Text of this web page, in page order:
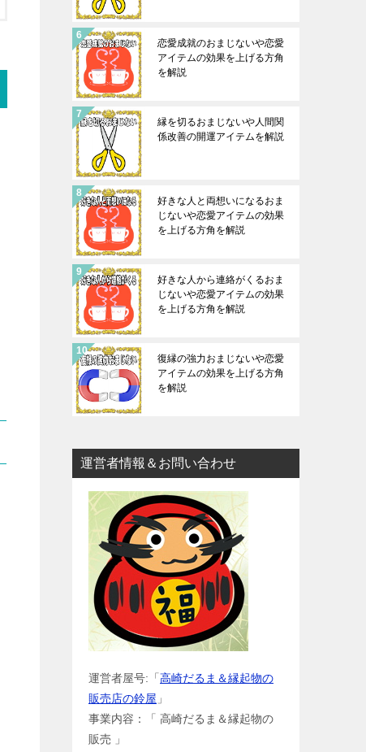
恋愛成就のおまじないや恋愛
アイテムの効果を上げる方角
を解説
縁を切るおまじないや人間関
係改善の開運アイテムを解説
好きな人と両想いになるおま
じないや恋愛アイテムの効果
を上げる方角を解説
好きな人から連絡がくるおま
じないや恋愛アイテムの効果
を上げる方角を解説
復縁の強力おまじないや恋愛
アイテムの効果を上げる方角
を解説
運営者情報＆お問い合わせ
運営者屋号:「 高崎だるま＆縁起物の
販売店の鈴屋 」
事業内容：「 高崎だるま＆縁起物の
販売 」